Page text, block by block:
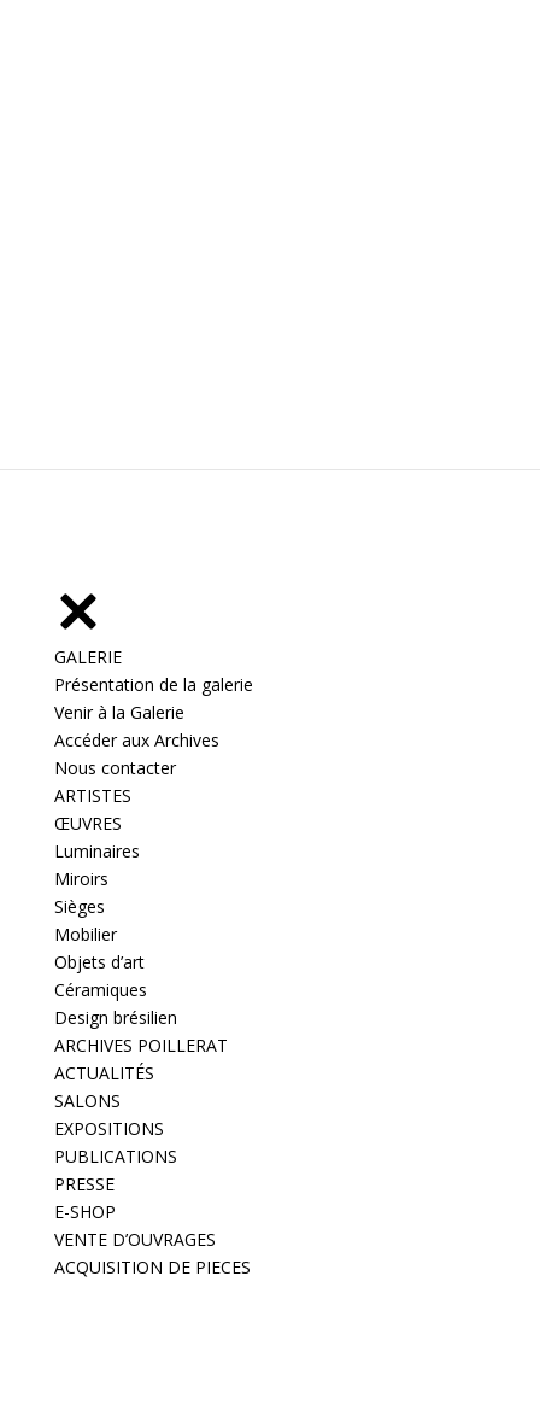
GALERIE
Présentation de la galerie
Venir à la Galerie
Accéder aux Archives
Nous contacter
ARTISTES
ŒUVRES
Luminaires
Miroirs
Sièges
Mobilier
Objets d’art
Céramiques
Design brésilien
ARCHIVES POILLERAT
ACTUALITÉS
SALONS
EXPOSITIONS
PUBLICATIONS
PRESSE
E-SHOP
VENTE D’OUVRAGES
ACQUISITION DE PIECES